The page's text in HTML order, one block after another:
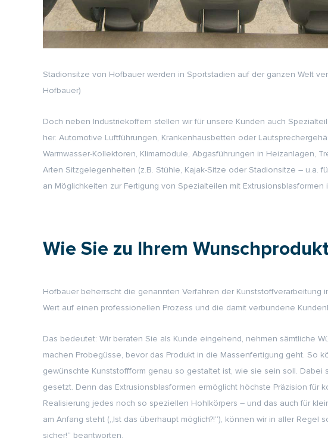
Stadionsitze von Hofbauer werden in Sportstadien auf der ganzen Welt
Hofbauer)
Doch neben Industriekoffern stellen wir für unsere Kunden auch
her. Automotive Luftführungen, Krankenhausbetten oder
Warmwasser-Kollektoren, Klimamodule, Abgasführungen in Heizanlagen,
Arten Sitzgelegenheiten (z.B. Stühle, Kajak-Sitze oder Stadionsitze – u.a.
an Möglichkeiten zur Fertigung von Spezialteilen mit Extrusionsblasformen
Wie Sie zu Ihrem
Hofbauer beherrscht die genannten Verfahren der Kunststoffverarbeitung
Wert auf einen professionellen Prozess und die damit verbundene
Das bedeutet: Wir beraten Sie als Kunde eingehend, nehmen sämtliche
machen Probegüsse, bevor das Produkt in die Massenfertigung geht. So
gewünschte Kunststoffform genau so gestaltet ist, wie sie sein soll. Dabei
gesetzt. Denn das Extrusionsblasformen ermöglicht höchste Präzision für
Realisierung jedes noch so speziellen Hohlkörpers – und das auch für
am Anfang steht („Ist das überhaupt möglich?!“), können wir in aller Regel
sicher!“ beantworten.